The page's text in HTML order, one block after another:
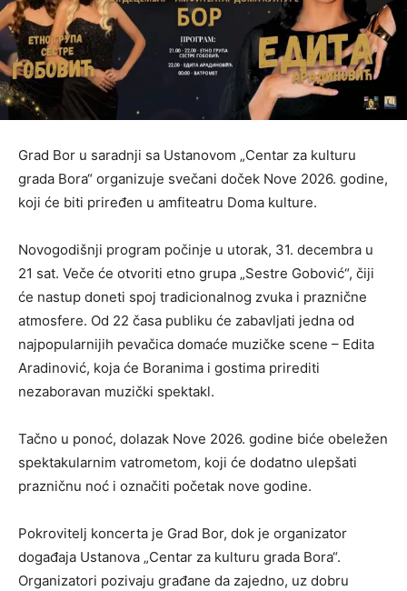
Grad Bor u saradnji sa Ustanovom „Centar za kulturu
grada Bora“ organizuje svečani doček Nove 2026. godine,
koji će biti priređen u amfiteatru Doma kulture.
Novogodišnji program počinje u utorak, 31. decembra u
21 sat. Veče će otvoriti etno grupa „Sestre Gobović“, čiji
će nastup doneti spoj tradicionalnog zvuka i praznične
atmosfere. Od 22 časa publiku će zabavljati jedna od
najpopularnijih pevačica domaće muzičke scene – Edita
Aradinović, koja će Boranima i gostima prirediti
nezaboravan muzički spektakl.
Tačno u ponoć, dolazak Nove 2026. godine biće obeležen
spektakularnim vatrometom, koji će dodatno ulepšati
prazničnu noć i označiti početak nove godine.
Pokrovitelj koncerta je Grad Bor, dok je organizator
događaja Ustanova „Centar za kulturu grada Bora“.
Organizatori pozivaju građane da zajedno, uz dobru